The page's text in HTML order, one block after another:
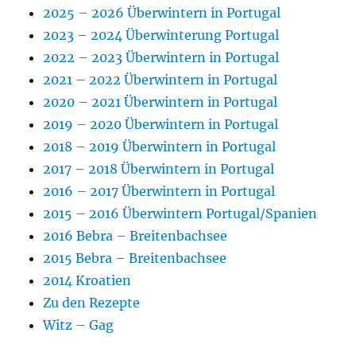
2025 – 2026 Überwintern in Portugal
2023 – 2024 Überwinterung Portugal
2022 – 2023 Überwintern in Portugal
2021 – 2022 Überwintern in Portugal
2020 – 2021 Überwintern in Portugal
2019 – 2020 Überwintern in Portugal
2018 – 2019 Überwintern in Portugal
2017 – 2018 Überwintern in Portugal
2016 – 2017 Überwintern in Portugal
2015 – 2016 Überwintern Portugal/Spanien
2016 Bebra – Breitenbachsee
2015 Bebra – Breitenbachsee
2014 Kroatien
Zu den Rezepte
Witz – Gag